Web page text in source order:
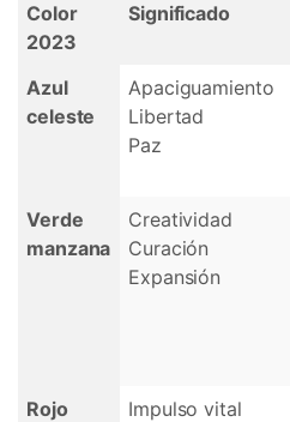
Color
2023
Significado
Azul
celeste
Apaciguamiento
Libertad
Paz
Verde
manzana
Creatividad
Curación
Expansión
Rojo
Impulso vital